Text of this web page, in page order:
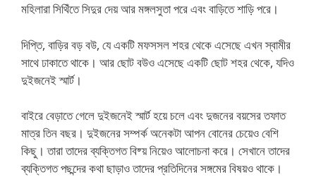
মহিলারা সিথিঁতে সিদুর দেয় আর মঙ্গলসুতা পরে এবং বাড়িতে শাড়ি পরে।
দিপ্তি, বাড়ির বড় বউ, যে একটি মফসসল শহর থেকে এসেছে এখন স্বামীর
সাথে ঢাকাতে থাকে। আর ছোট বউও এসেছে একটি ছোট শহর থেকে, যদিও
দুইজনেই স্মার্ট।
বাইরে বেড়াতে গেলে দুইজনেই স্মার্ট হয়ে চলে এবং দুজনের বয়সের তফাত
মাত্র তিন বছর। দুইজনের সম্পর্ক অনেকটা আপন বোনের চেয়েও বেশি
কিছু। তারা তাদের ব্যক্তিগত বিষ্য় নিয়েও আলোচনা করে। সেখানে তাদের
ব্যক্তিগত পছন্দের কথা ছাড়াও তাদের প্রতিদিনের সঙ্গমের বিষয়ও থাকে।